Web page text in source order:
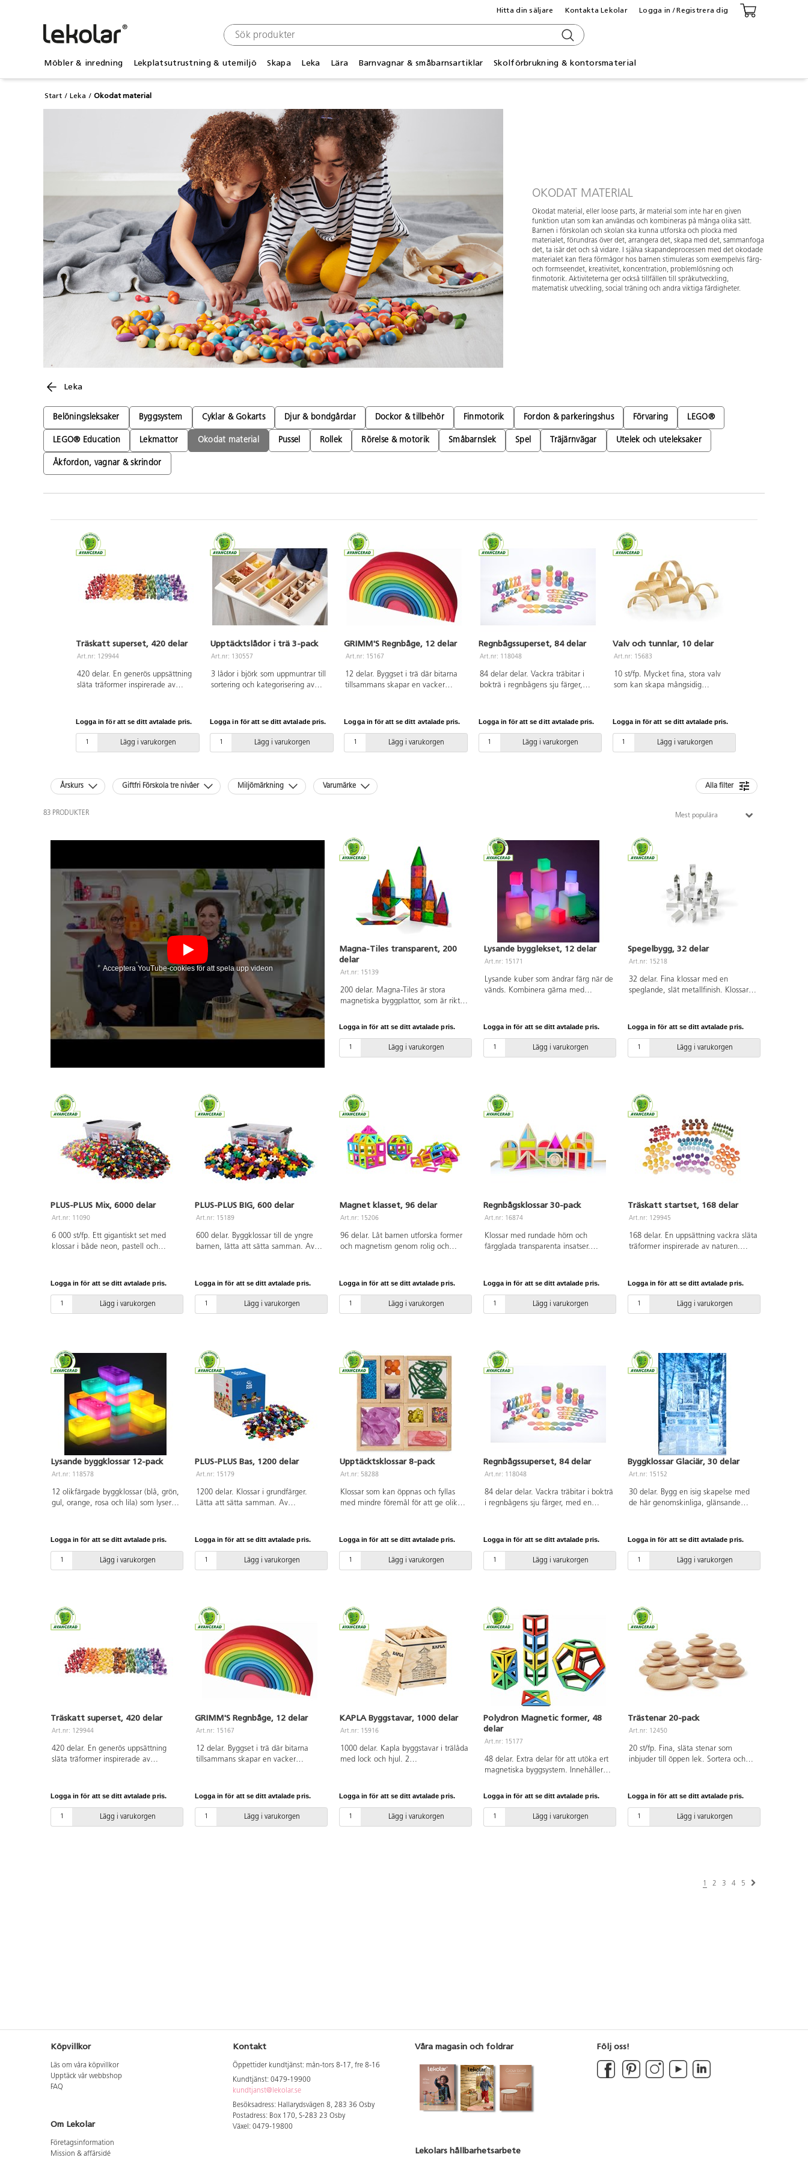
Möbler & inredning Lekplatsutrustning & utemiljö Skapa Leka Lära Barnvagnar & småbarnsartiklar Skolförbrukning & kontorsmaterial
Hitta din säljare Kontakta Lekolar Logga in / Registrera dig
Start Leka Okodat material
OKODAT MATERIAL
Okodat material, eller loose parts, är material som inte har en given
funktion utan som kan användas och kombineras på många olika sätt.
Barnen i förskolan och skolan ska kunna utforska och plocka med
materialet, förundras över det, arrangera det, skapa med det, sammanfoga
det, ta isär det och så vidare. I själva skapandeprocessen med det okodade
materialet kan flera förmågor hos barnen stimuleras som exempelvis färg-
och formseendet, kreativitet, koncentration, problemlösning och
finmotorik. Aktiviteterna ger också tillfällen till språkutveckling,
matematisk utveckling, social träning och andra viktiga färdigheter.
Leka
Belöningsleksaker Byggsystem Cyklar & Gokarts Djur & bondgårdar Dockor & tillbehör Finmotorik Fordon & parkeringshus Förvaring LEGO®
LEGO® Education Lekmattor Okodat material Pussel Rollek Rörelse & motorik Småbarnslek Spel Träjärnvägar Utelek och uteleksaker
Åkfordon, vagnar & skrindor
Träskatt superset, 420 delar
Art.nr: 129944
420 delar. En generös uppsättning
släta träformer inspirerade av
räkna, sortera och designa
komplement i byggleken. Innehåll:
30 st x 14 olika former (10 i varje
Storlek per form: 35-40 mm. PVC-
fri. Från 3 år.
Logga in för att se ditt avtalade pris.
Lägg i varukorgen
Upptäcktslådor i trä 3-pack
Art.nr: 130557
3 lådor i björk som uppmuntrar till
sortering och kategorisering av
Mått: 375x160x63 mm. PVC-fri.
Logga in för att se ditt avtalade pris.
Lägg i varukorgen
GRIMM'S Regnbåge, 12 delar
Art.nr: 15167
12 delar. Byggset i trä där bitarna
tillsammans skapar en vacker
tillsammans med andra typer av
sortera klossarna. Målade med
giftfria, vattenbaserade färger.
Logga in för att se ditt avtalade pris.
Lägg i varukorgen
Regnbågssuperset, 84 delar
Art.nr: 118048
84 delar delar. Vackra träbitar i
bokträ i regnbågens sju färger,
fantasifyllda scener, uppmuntra
sortera, stapla och lära sig mer om
färg. Innehåller 84 träbitar, 7 i
Logga in för att se ditt avtalade pris.
Lägg i varukorgen
Valv och tunnlar, 10 delar
Art.nr: 15683
10 st/fp. Mycket fina, stora valv
som kan skapa mångsidig
Mått: 27x8–27x28 cm. PVC-fri.
Logga in för att se ditt avtalade pris.
Lägg i varukorgen
Årskurs Giftfri Förskola tre nivåer Miljömärkning Varumärke Alla filter
83 PRODUKTER Mest populära
Acceptera YouTube-cookies för att spela upp videon
Magna-Tiles transparent, 200
delar
Art.nr: 15139
200 delar. Magna-Tiles är stora
magnetiska byggplattor, som är riktigt
varandra när barnen bygger.
Innehåller tre olika trianglar och två
Logga in för att se ditt avtalade pris.
Lägg i varukorgen
Lysande bygglekset, 12 delar
Art.nr: 15171
Lysande kuber som ändrar färg när de
vänds. Kombinera gärna med
0 år.
Logga in för att se ditt avtalade pris.
Lägg i varukorgen
Spegelbygg, 32 delar
Art.nr: 15218
32 delar. Fina klossar med en
speglande, slät metallfinish. Klossarna
samarbete. Innehåller kuber,
rektanglar och pyramider. För
3 år.
Logga in för att se ditt avtalade pris.
Lägg i varukorgen
PLUS-PLUS Mix, 6000 delar
Art.nr: 11090
6 000 st/fp. Ett gigantiskt set med
klossar i både neon, pastell och
livsmedelsgodkänd PE. PVC-fri.
Förvaringsbox ingår. Från 3 år.
Logga in för att se ditt avtalade pris.
Lägg i varukorgen
PLUS-PLUS BIG, 600 delar
Art.nr: 15189
600 delar. Byggklossar till de yngre
barnen, lätta att sätta samman. Av
Logga in för att se ditt avtalade pris.
Lägg i varukorgen
Magnet klasset, 96 delar
Art.nr: 15206
96 delar. Låt barnen utforska former
och magnetism genom rolig och
Logga in för att se ditt avtalade pris.
Lägg i varukorgen
Regnbågsklossar 30-pack
Art.nr: 16874
Klossar med rundade hörn och
färgglada transparenta insatser.
ljusbord. Innehåller klossar i olika
former. FSC-märkt bokträ. PVC-fri.
Logga in för att se ditt avtalade pris.
Lägg i varukorgen
Träskatt startset, 168 delar
Art.nr: 129945
168 delar. En uppsättning vackra släta
träformer inspirerade av naturen.
12 st x 14 olika former (4 st i varje
färgnyans). Setet inkluderar en
Logga in för att se ditt avtalade pris.
Lägg i varukorgen
Lysande byggklossar 12-pack
Art.nr: 118578
12 olikfärgade byggklossar (blå, grön,
gul, orange, rosa och lila) som lyser i
Full laddning tar ca 3-4 h. När de är
fulladdade lyser de i ca 2,5 timmar.
Logga in för att se ditt avtalade pris.
Lägg i varukorgen
PLUS-PLUS Bas, 1200 delar
Art.nr: 15179
1200 delar. Klossar i grundfärger.
Lätta att sätta samman. Av
Logga in för att se ditt avtalade pris.
Lägg i varukorgen
Upptäcktsklossar 8-pack
Art.nr: 58288
Klossar som kan öppnas och fyllas
med mindre föremål för att ge olika
klossen. Mått på största klossen
14x14 cm. PVC-fri. Från 3 år.
Logga in för att se ditt avtalade pris.
Lägg i varukorgen
Regnbågssuperset, 84 delar
Art.nr: 118048
84 delar delar. Vackra träbitar i bokträ
i regnbågens sju färger, med en
sortera, stapla och lära sig mer om
färg. Innehåller 84 träbitar, 7 i varje
Logga in för att se ditt avtalade pris.
Lägg i varukorgen
Byggklossar Glaciär, 30 delar
Art.nr: 15152
30 delar. Bygg en isig skapelse med
de här genomskinliga, glänsande
en ojämn struktur. Tillverkade av
harts. PVC-fri. Från 10 månader.
Logga in för att se ditt avtalade pris.
Lägg i varukorgen
Träskatt superset, 420 delar
Art.nr: 129944
420 delar. En generös uppsättning
släta träformer inspirerade av
byggleken. Innehåll: 30 st x 14 olika
former (10 i varje färgnyans). Setet
Logga in för att se ditt avtalade pris.
Lägg i varukorgen
GRIMM'S Regnbåge, 12 delar
Art.nr: 15167
12 delar. Byggset i trä där bitarna
tillsammans skapar en vacker
Målade med giftfria, vattenbaserade
färger. PVC-fri. Från 0 år.
Logga in för att se ditt avtalade pris.
Lägg i varukorgen
KAPLA Byggstavar, 1000 delar
Art.nr: 15916
1000 delar. Kapla byggstavar i trälåda
med lock och hjul. 2
Logga in för att se ditt avtalade pris.
Lägg i varukorgen
Polydron Magnetic former, 48
delar
Art.nr: 15177
48 delar. Extra delar för att utöka ert
magnetiska byggsystem. Innehåller
ytdesinfektion. Av ABS. PVC-fri. Från
3 år.
Logga in för att se ditt avtalade pris.
Lägg i varukorgen
Trästenar 20-pack
Art.nr: 12450
20 st/fp. Fina, släta stenar som
inbjuder till öppen lek. Sortera och
Logga in för att se ditt avtalade pris.
Lägg i varukorgen
2 3 4 5
Köpvillkor
Läs om våra köpvillkor
Upptäck vår webbshop
FAQ
Om Lekolar
Företagsinformation
Mission & affärsidé
Kontakt
Öppettider kundtjänst: mån-tors 8-17, fre 8-16
Kundtjänst: 0479-19900
kundtjanst@lekolar.se
Besöksadress: Hallarydsvägen 8, 283 36 Osby
Postadress: Box 170, S-283 23 Osby
Växel: 0479-19800
Våra magasin och foldrar
Lekolars hållbarhetsarbete
Följ oss!